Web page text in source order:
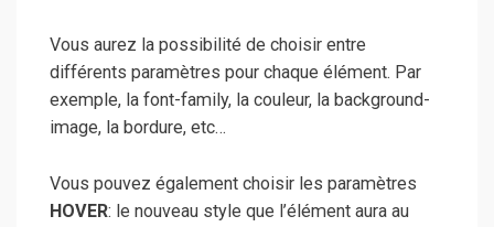
Vous aurez la possibilité de choisir entre
différents paramètres pour chaque élément. Par
exemple, la font-family, la couleur, la background-
image, la bordure, etc…
Vous pouvez également choisir les paramètres
HOVER: le nouveau style que l’élément aura au